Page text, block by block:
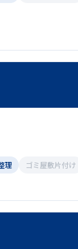
理 ゴミ屋敷片付け